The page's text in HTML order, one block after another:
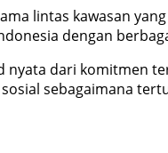
lintas kawasan
dengan
dari komitmen
sebagaimana